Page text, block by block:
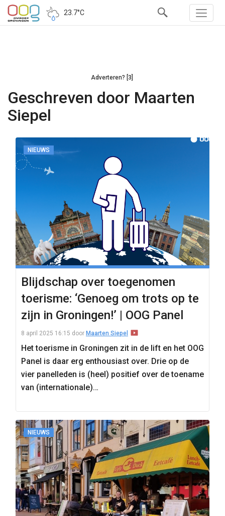
23.7°C
Adverteren? [3]
Geschreven door Maarten
Siepel
NIEUWS
Blijdschap over toegenomen
toerisme: ‘Genoeg om trots op te
zijn in Groningen!’ | OOG Panel
8 april 2025 16:15 door Maarten Siepel
Het toerisme in Groningen zit in de lift en het OOG
Panel is daar erg enthousiast over. Drie op de
vier panelleden is (heel) positief over de toename
van (internationale)…
NIEUWS